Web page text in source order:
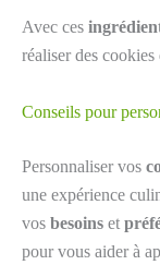
Avec ces
réaliser des
Conseils pour
Personnaliser vos
une expérience
vos besoins et
pour vous aider à